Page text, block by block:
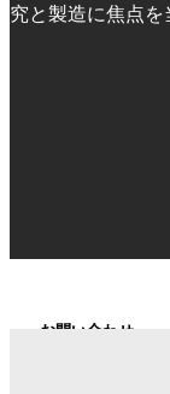
究と製造に焦点を
お問い合わせ